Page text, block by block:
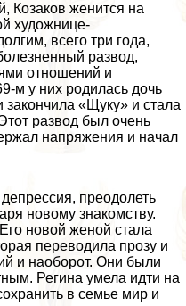
Козаков женится на
художнице-
всего три года,
развод,
отношений и
м у них родилась дочь
«Щуку» и стала
развод был очень
напряжения и начал
преодолеть
новому знакомству.
новой женой стала
переводила прозу и
и наоборот. Они были
Регина умела идти на
в семье мир и